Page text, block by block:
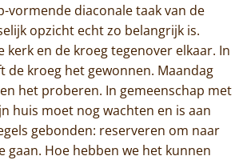
vormende diaconale taak van de
opzicht echt zo belangrijk is.
kerk en de kroeg tegenover elkaar. In
de kroeg het gewonnen. Maandag
het proberen. In gemeenschap met
huis moet nog wachten en is aan
gebonden: reserveren om naar
gaan. Hoe hebben we het kunnen